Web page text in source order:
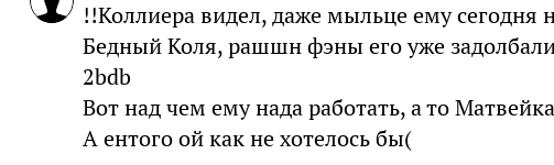
!!Коллиера видел, даже мыльце ему сегодня
Бедный Коля, рашшн фэны его уже
2bdb
Вот над чем ему нада работать, а то
А ентого ой как не хотелось бы(